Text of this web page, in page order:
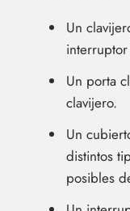
Un
Un porta
clavijero.
Un
distintos
posibles